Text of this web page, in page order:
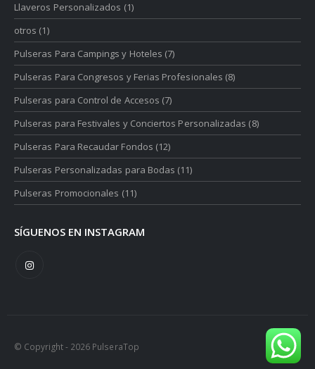
Llaveros Personalizados (1)
otros (1)
Pulseras Para Campings y Hoteles (7)
Pulseras Para Congresos y Ferias Profesionales (8)
Pulseras para Control de Accesos (7)
Pulseras para Festivales y Conciertos Personalizadas (8)
Pulseras Para Recaudar Fondos (12)
Pulseras Personalizadas para Bodas (11)
Pulseras Promocionales (11)
SÍGUENOS EN INSTAGRAM
© Copyright - 2026 PulseraTop